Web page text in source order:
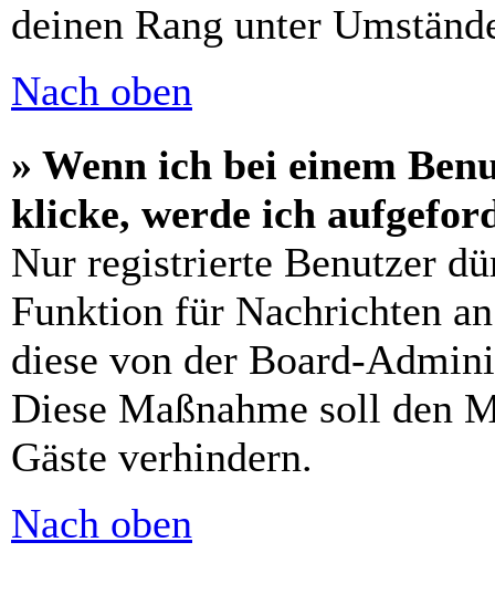
deinen Rang unter
Nach oben
» Wenn ich bei einem
klicke, werde ich
Nur registrierte Benutzer
Funktion für Nachrichten
diese von der Board-
Diese Maßnahme soll den
Gäste verhindern.
Nach oben